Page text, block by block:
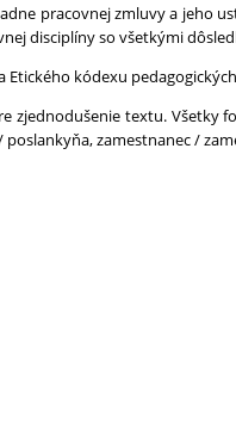
pracovnej zmluvy a jeho
disciplíny so všetkými
kódexu
textu. Všetky
zamestnanec /